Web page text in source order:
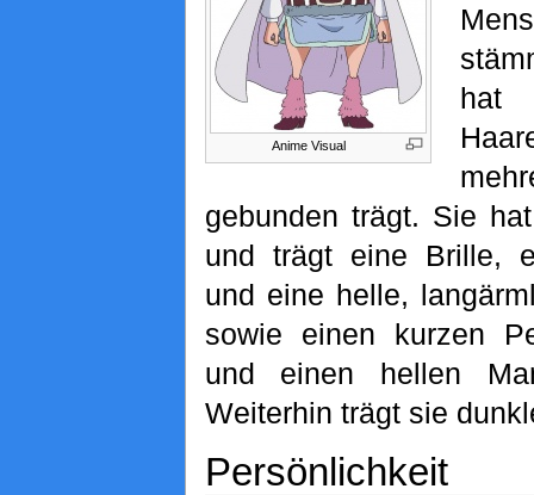
Anime Visual
hat
gebunden trägt. Sie
und trägt eine Brille,
und eine helle,
sowie einen kurzen
und einen hellen
Weiterhin trägt sie
Persönlichkeit